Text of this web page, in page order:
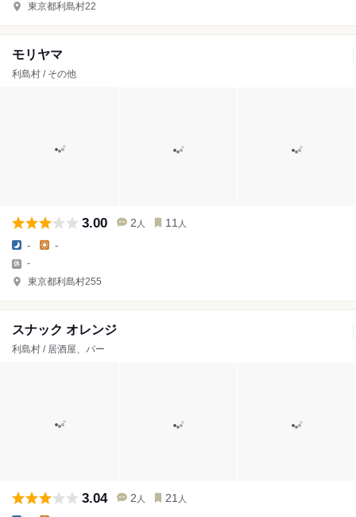
東京都利島村22
モリヤマ
利島村 / その他
3.00 2 人 11 人
- -
-
東京都利島村255
スナック オレンジ
利島村 / 居酒屋、バー
3.04 2 人 21 人